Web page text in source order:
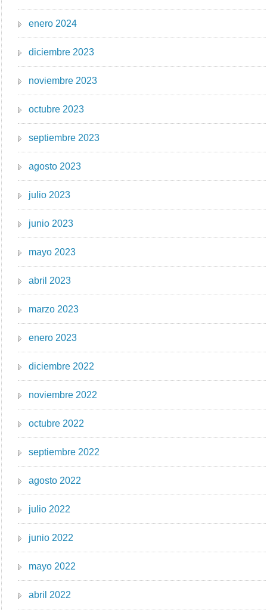
enero 2024
diciembre 2023
noviembre 2023
octubre 2023
septiembre 2023
agosto 2023
julio 2023
junio 2023
mayo 2023
abril 2023
marzo 2023
enero 2023
diciembre 2022
noviembre 2022
octubre 2022
septiembre 2022
agosto 2022
julio 2022
junio 2022
mayo 2022
abril 2022